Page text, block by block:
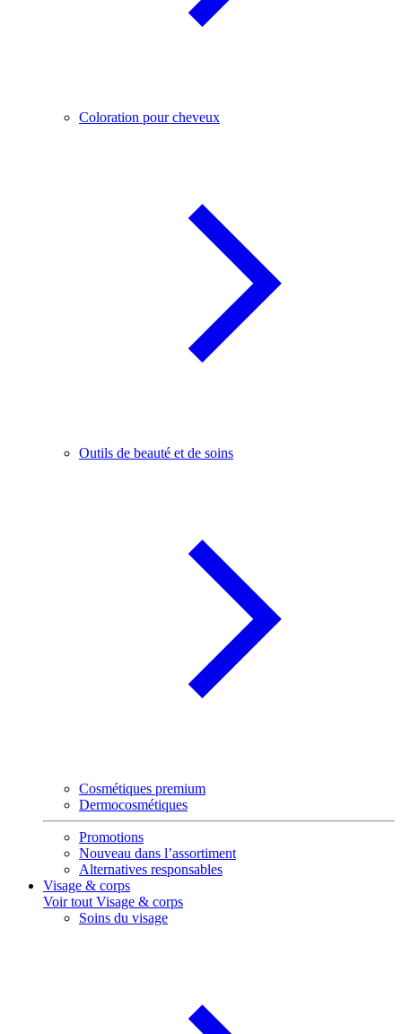
Coloration pour cheveux
Outils de beauté et de soins
Cosmétiques premium
Dermocosmétiques
Promotions
Nouveau dans l’assortiment
Alternatives responsables
Visage & corps
Voir tout Visage & corps
Soins du visage